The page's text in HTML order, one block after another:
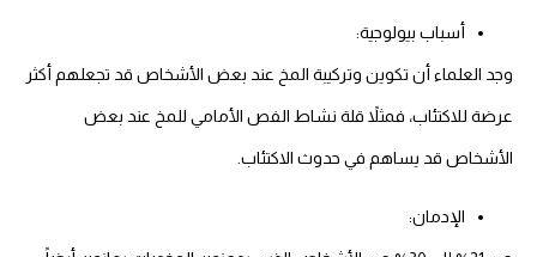
أسباب بيولوجية:
وجد العلماء أن تكوين وتركيبة المخ عند بعض الأشخاص قد تجعلهم أكثر
عرضة للاكتئاب، فمثلاً قلة نشاط الفص الأمامي للمخ عند بعض
الأشخاص قد يساهم في حدوث الاكتئاب.
الإدمان: